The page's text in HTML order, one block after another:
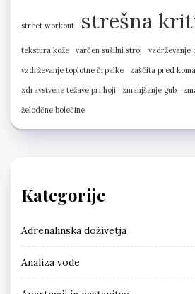
street workout strešna
tekstura kože varčen sušilni stroj
vzdrževanje
vzdrževanje toplotne črpalke
zaščita pred
zdravstvene težave pri hoji
zmanjšanje gub
želodčne bolečine
Kategorije
Adrenalinska doživetja
Analiza vode